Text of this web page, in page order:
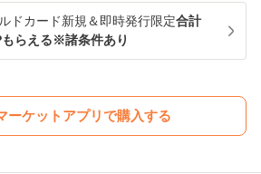
ドカード新規＆即時発行限定合計
らえる※諸条件あり
ーケットアプリで購入する